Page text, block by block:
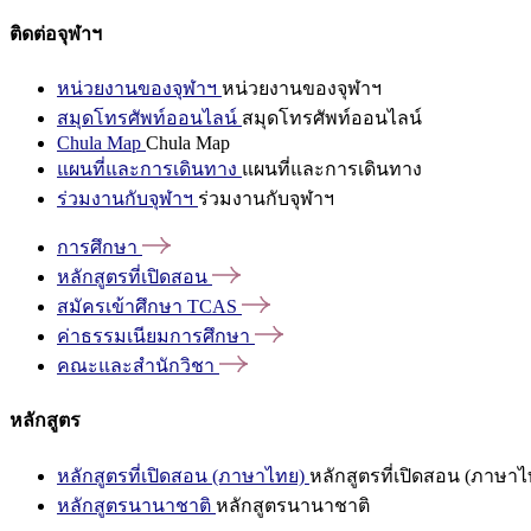
ติดต่อจุฬาฯ
หน่วยงานของจุฬาฯ หน่วยงานของจุฬาฯ
สมุดโทรศัพท์ออนไลน์ สมุดโทรศัพท์ออนไลน์
Chula Map Chula Map
แผนที่และการเดินทาง แผนที่และการเดินทาง
ร่วมงานกับจุฬาฯ ร่วมงานกับจุฬาฯ
การศึกษา
หลักสูตรที่เปิดสอน
สมัครเข้าศึกษา TCAS
ค่าธรรมเนียมการศึกษา
คณะและสำนักวิชา
หลักสูตร
หลักสูตรที่เปิดสอน (ภาษาไทย) หลักสูตรที่เปิดสอน (ภาษาไ
หลักสูตรนานาชาติ หลักสูตรนานาชาติ